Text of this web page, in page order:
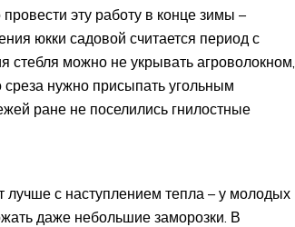
эту работу в конце зимы –
юкки садовой считается период с
стебля можно не укрывать агроволокном,
нужно присыпать угольным
ране не поселились гнилостные
лучше с наступлением тепла – у молодых
даже небольшие заморозки. В